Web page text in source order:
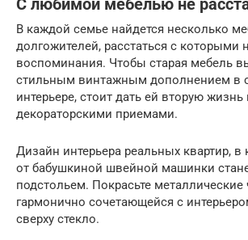
С любимой мебелью не
В каждой семье найдется несколько
долгожителей, расстаться с которыми
воспоминания. Чтобы старая мебель
стильным винтажным дополнением в
интерьере, стоит дать ей вторую
декораторскими приемами.
Дизайн интерьера реальных квартир, в
от бабушкиной швейной машинки
подстольем. Покрасьте металлические
гармонично сочетающейся с
сверху стекло.